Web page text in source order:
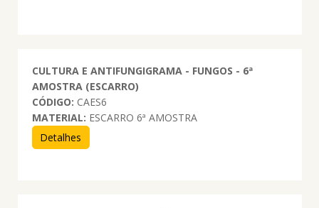
CULTURA E ANTIFUNGIGRAMA - FUNGOS - 6ª
AMOSTRA (ESCARRO)
CÓDIGO: CAES6
MATERIAL: ESCARRO 6ª AMOSTRA
Detalhes